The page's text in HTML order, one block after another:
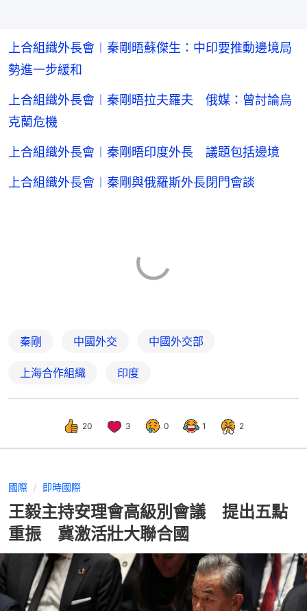
上合組織外長會︱秦剛晤蘇傑生：中印要推動邊境局
勢進一步緩和
上合組織外長會︱秦剛晤拉夫羅夫 俄媒：曾討論烏
克蘭危機
上合組織外長會︱秦剛晤印度外長 議題包括邊境
上合組織外長會︱秦剛與俄羅斯外長閉門會談
秦剛 中國外交 中國外交部
上海合作組織 印度
20 3 0 1 2
國際 即時國際
王毅主持安理會高級別會議 提出五點
重振 冀激活壯大聯合國